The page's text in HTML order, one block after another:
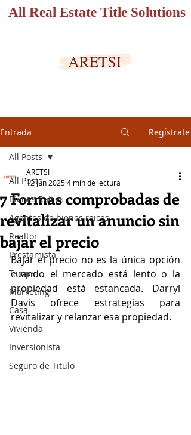
All Real Estate Title Solutions
Entrada Regístrate
All Posts
Bienes Raices
Agentes de bienes raices
Realtor
Prestamista
Tampa
Marketing
Casa
Vivienda
Inversionista
Seguro de Titulo
All Posts
7 Formas comprobadas de
revitalizar un anuncio sin
bajar el precio
ARETSI
12 jun 20254 min de lectura
Bajar el precio no es la única opción
cuando el mercado está lento o la
propiedad está estancada. Darryl
Davis ofrece estrategias para
revitalizar y relanzar esa propiedad.